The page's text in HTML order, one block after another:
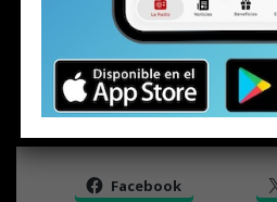
Share this:
Facebook